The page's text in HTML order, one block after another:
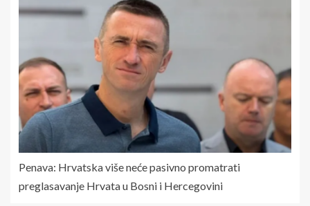
Penava: Hrvatska više neće pasivno promatrati
preglasavanje Hrvata u Bosni i Hercegovini